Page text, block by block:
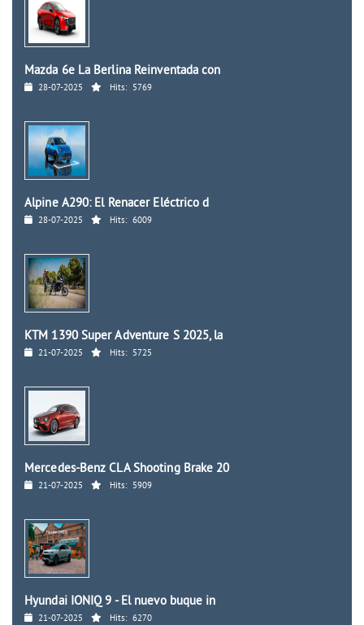
Mazda 6e La Berlina Reinventada con
28-07-2025 Hits: 5769
Alpine A290: El Renacer Eléctrico d
28-07-2025 Hits: 6009
KTM 1390 Super Adventure S 2025, la
21-07-2025 Hits: 5725
Mercedes-Benz CLA Shooting Brake 20
21-07-2025 Hits: 5909
Hyundai IONIQ 9 - El nuevo buque in
21-07-2025 Hits: 6270